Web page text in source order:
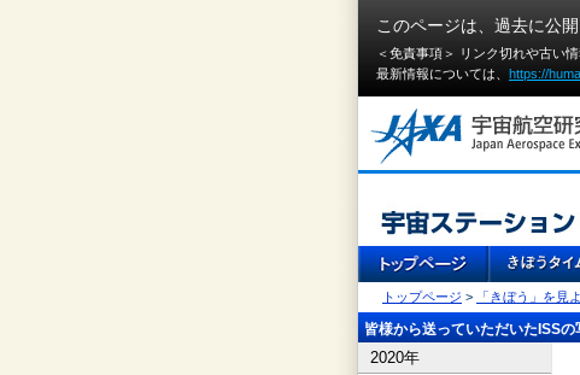
このページは、過去に公
＜免責事項＞ リンク切れや古い
最新情報については、 https://
トップページ > 「きぼう」を見
皆様から送っていただいたISSの
2020年